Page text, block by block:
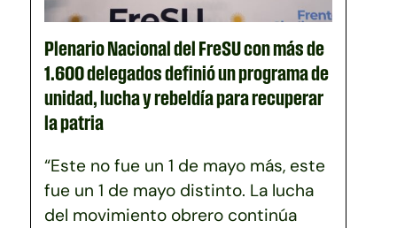
Plenario Nacional del FreSU con más de
1.600 delegados definió un programa de
unidad, lucha y rebeldía para recuperar
la patria
“Este no fue un 1 de mayo más, este
fue un 1 de mayo distinto. La lucha
del movimiento obrero continúa